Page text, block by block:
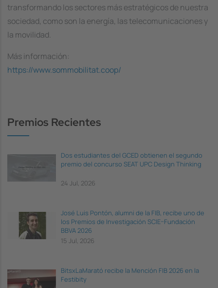
transformando los sectores más estratégicos de nuestra
sociedad, como son la energía, las telecomunicaciones y
la movilidad.
Más información:
https://www.sommobilitat.coop/
Premios Recientes
Dos estudiantes del GCED obtienen el segundo
premio del concurso SEAT UPC Design Thinking
24 Jul, 2026
José Luis Pontón, alumni de la FIB, recibe uno de
los Premios de Investigación SCIE–Fundación
BBVA 2026
15 Jul, 2026
BitsxLaMarató recibe la Mención FIB 2026 en la
Festibity